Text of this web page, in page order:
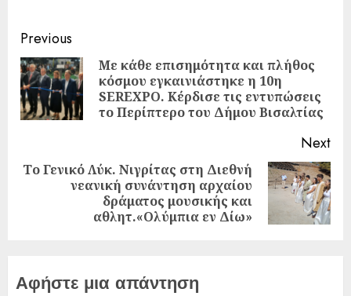
Previous
Με κάθε επισημότητα και πλήθος
κόσμου εγκαινιάστηκε η 10η
SEREXPO. Κέρδισε τις εντυπώσεις
το Περίπτερο του Δήμου Βισαλτίας
Next
Το Γενικό Λύκ. Νιγρίτας στη Διεθνή
νεανική συνάντηση αρχαίου
δράματος μουσικής και
αθλητ.«Ολύμπια εν Δίω»
Αφήστε μια απάντηση